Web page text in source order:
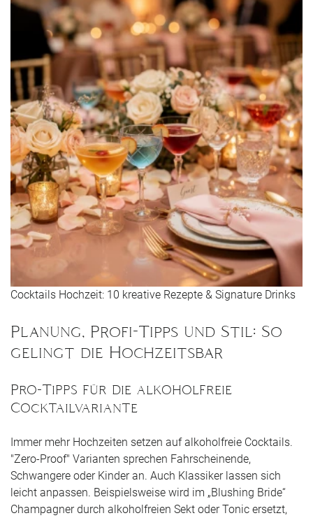
Cocktails Hochzeit: 10 kreative Rezepte & Signature Drinks
Planung, Profi-Tipps und Stil: So
gelingt die Hochzeitsbar
Pro-Tipps für die alkoholfreie
Cocktailvariante
Immer mehr Hochzeiten setzen auf alkoholfreie Cocktails.
"Zero-Proof" Varianten sprechen Fahrscheinende,
Schwangere oder Kinder an. Auch Klassiker lassen sich
leicht anpassen. Beispielsweise wird im „Blushing Bride“
Champagner durch alkoholfreien Sekt oder Tonic ersetzt,